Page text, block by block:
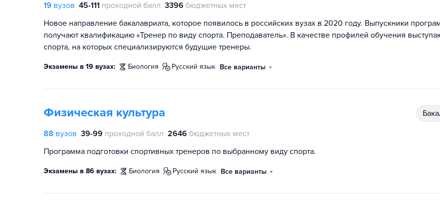
19 вузов 45-111 проходной балл 3396 бюджетных мест
Новое направление бакалавриата, которое появилось в российских вузах в 2020 году. Выпускники
получают квалификацию «Тренер по виду спорта. Преподаватель». В качестве профилей обучения
спорта, на которых специализируются будущие тренеры.
Экзамены в 19 вузах: биология русский язык Все варианты
Физическая культура
88 вузов 39-99 проходной балл 2646 бюджетных мест
Программа подготовки спортивных тренеров по выбранному виду спорта.
Экзамены в 86 вузах: биология русский язык Все варианты